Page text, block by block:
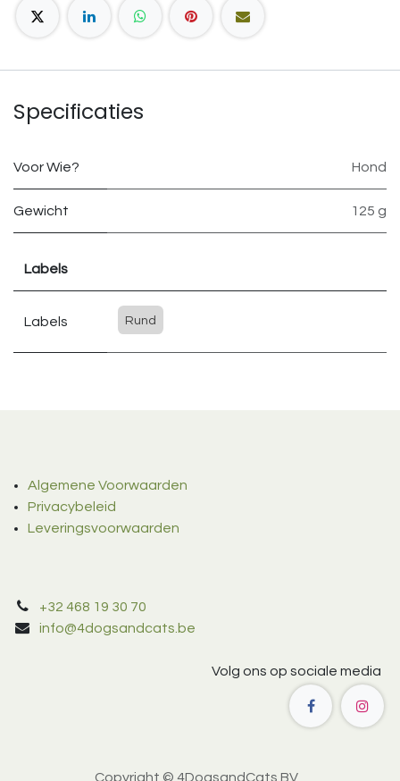
Specificaties
Voor Wie? Hond
Gewicht 125 g
Labels
Labels Rund
Algemene Voorwaarden
Privacybeleid
Leveringsvoorwaarden
+32 468 19 30 70
info@4dogsandcats.be
Volg ons op sociale media
Copyright © 4DogsandCats BV